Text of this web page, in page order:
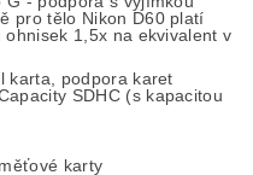
pro tělo Nikon D60 platí
1,5x na ekvivalent v
karta, podpora karet
SDHC (s kapacitou
karty